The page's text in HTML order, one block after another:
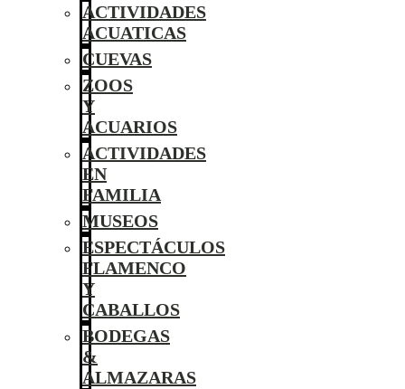
ACTIVIDADES
ACUATICAS
CUEVAS
ZOOS
Y
ACUARIOS
ACTIVIDADES
EN
FAMILIA
MUSEOS
ESPECTÁCULOS
FLAMENCO
Y
CABALLOS
BODEGAS
&
ALMAZARAS